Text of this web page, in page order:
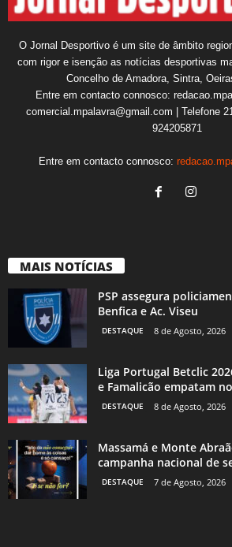
O Jornal Desportivo é um site de âmbito
com rigor e isenção as notícias desportivas
Concelho de Amadora, Sintra,
Entre em contacto connosco:
comercial.mpalavra@gmail.com | Telefone
924205871
Entre em contacto connosco:
MAIS NOTÍCIAS
PSP assegura
Benfica e Ac. Viseu
DESTAQUE 8 de Agosto, 2026
Liga Portugal Betclic
e Famalicão empatam
DESTAQUE 8 de Agosto, 2026
Massamá e Monte
campanha nacional de
DESTAQUE 7 de Agosto, 2026